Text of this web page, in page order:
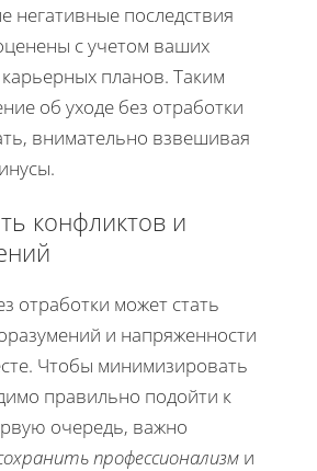
негативные последствия
с учетом ваших
планов. Таким
об уходе без отработки
внимательно взвешивая
конфликтов и
отработки может стать
и напряженности
Чтобы минимизировать
правильно подойти к
очередь, важно
профессионализм и